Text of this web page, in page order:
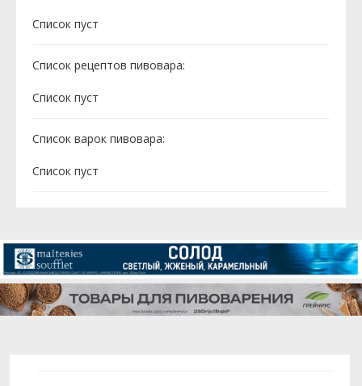
Cписок пуст
Список рецептов пивовара:
Cписок пуст
Список варок пивовара:
Cписок пуст